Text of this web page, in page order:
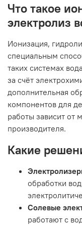
Что такое
электролиз
Ионизация,
специальным
таких системах
за счёт
дополнительная
компонентов для
работы зависит от
производителя.
Какие
обработки
Солевые
работают с